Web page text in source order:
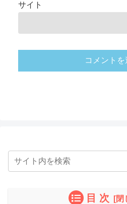
サイト
目 次